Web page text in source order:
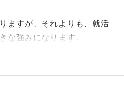
ますが、それよりも、就活
な強みになります。
数、習得することができま